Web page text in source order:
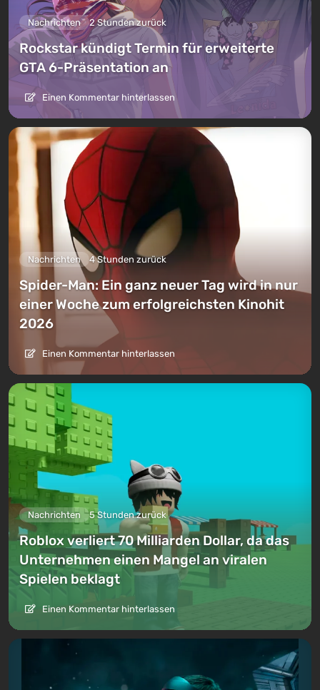
Nachrichten 2 Stunden zurück
Rockstar kündigt Termin für erweiterte
GTA 6-Präsentation an
Einen Kommentar hinterlassen
Nachrichten 4 Stunden zurück
Spider-Man: Ein ganz neuer Tag wird in nur
einer Woche zum erfolgreichsten Kinohit
2026
Einen Kommentar hinterlassen
Nachrichten 5 Stunden zurück
Roblox verliert 70 Milliarden Dollar, da das
Unternehmen einen Mangel an viralen
Spielen beklagt
Einen Kommentar hinterlassen